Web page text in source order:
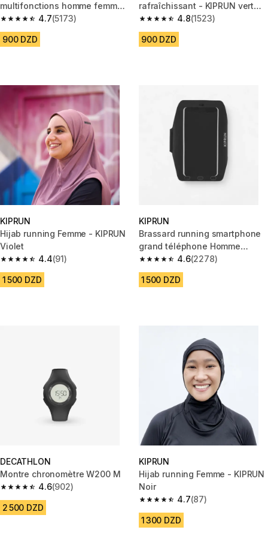
multifonctions homme femme
gris
4.7
4.7 out of 5 stars from 5173 reviews
(5173)
900 DZD
rafraîchissant - KIPRUN vert
foncé
4.8
4.8 out of 5 stars from 1523
(1523)
900 DZD
KIPRUN
Hijab running Femme - KIPRUN
Violet
4.4
4.4 out of 5 stars from 91 reviews
(91)
1 500 DZD
KIPRUN
Brassard running smartphone
grand téléphone Homme
Femme KIPRUN noir
4.6
4.6 out of 5 stars from 2278
(2278)
1 500 DZD
DECATHLON
Montre chronomètre W200 M
4.6
4.6 out of 5 stars from 902 reviews
(902)
2 500 DZD
KIPRUN
Hijab running Femme - KIPRUN
Noir
4.7
4.7 out of 5 stars from 87
(87)
1 300 DZD